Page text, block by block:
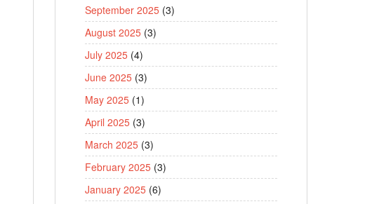
September 2025 (3)
August 2025 (3)
July 2025 (4)
June 2025 (3)
May 2025 (1)
April 2025 (3)
March 2025 (3)
February 2025 (3)
January 2025 (6)